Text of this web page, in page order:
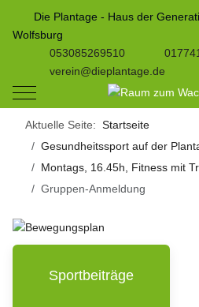
Die Plantage - Haus der
Wolfsburg
053085269510
verein@dieplantage.de
Mobile Menu Toggle
Aktuelle Seite:Startseite
Gesundheitssport auf der
Montags, 16.45h, Fitness mit
Gruppen-Anmeldung
Sportbeiträge